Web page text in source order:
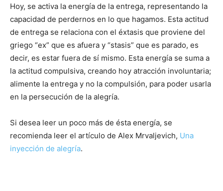
Hoy, se activa la energía de la entrega, representando la
capacidad de perdernos en lo que hagamos. Esta actitud
de entrega se relaciona con el éxtasis que proviene del
griego “ex” que es afuera y “stasis” que es parado, es
decir, es estar fuera de sí mismo. Esta energía se suma a
la actitud compulsiva, creando hoy atracción involuntaria;
alimente la entrega y no la compulsión, para poder usarla
en la persecución de la alegría.
Si desea leer un poco más de ésta energía, se
recomienda leer el artículo de Alex Mrvaljevich, Una
inyección de alegría.